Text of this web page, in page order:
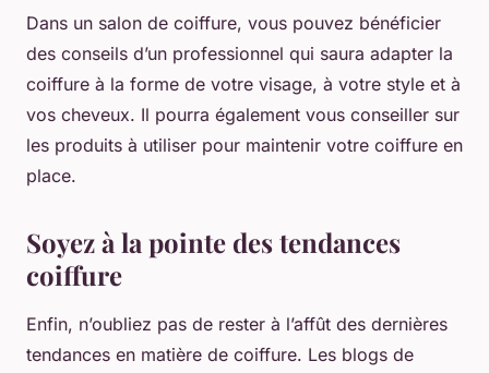
Dans un salon de coiffure, vous pouvez bénéficier
des conseils d’un professionnel qui saura adapter la
coiffure à la forme de votre visage, à votre style et à
vos cheveux. Il pourra également vous conseiller sur
les produits à utiliser pour maintenir votre coiffure en
place.
Soyez à la pointe des tendances
coiffure
Enfin, n’oubliez pas de rester à l’affût des dernières
tendances en matière de coiffure. Les blogs de